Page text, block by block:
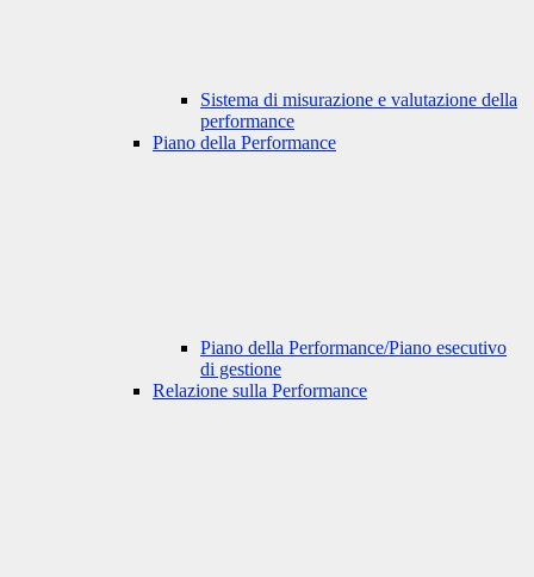
Sistema di misurazione e valutazione della
performance
Piano della Performance
Piano della Performance/Piano esecutivo
di gestione
Relazione sulla Performance